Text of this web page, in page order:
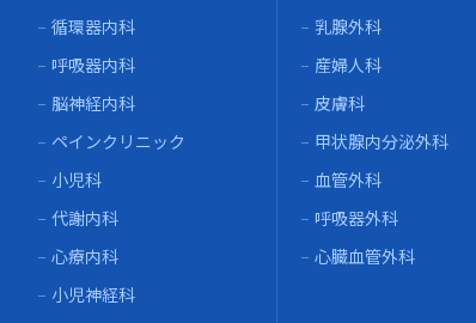
循環器内科
呼吸器内科
脳神経内科
ペインクリニック
小児科
代謝内科
心療内科
小児神経科
乳腺外科
産婦人科
皮膚科
甲状腺内分泌外科
血管外科
呼吸器外科
心臓血管外科